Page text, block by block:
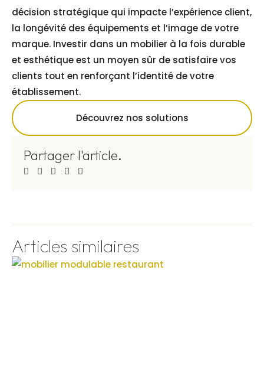
décision stratégique qui impacte l’expérience client,
la longévité des équipements et l’image de votre
marque. Investir dans un mobilier à la fois durable
et esthétique est un moyen sûr de satisfaire vos
clients tout en renforçant l’identité de votre
établissement.
Découvrez nos solutions
Partager l'article.
Articles similaires